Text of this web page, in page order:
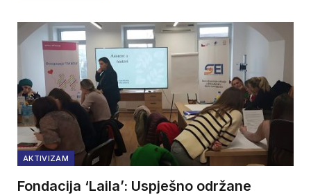
AKTIVIZAM
Fondacija ‘Laila’: Uspješno održane